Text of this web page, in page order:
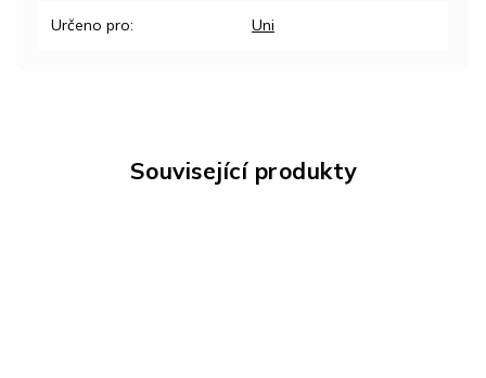
Související produkty
Určeno pro: Uni